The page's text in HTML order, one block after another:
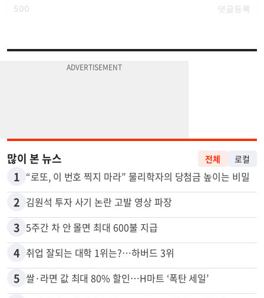
많이 본 뉴스
1 “로또, 이 번호 찍지 마라” 물리학자의 당첨금 높이는 비밀
2 김원석 투자 사기 논란 고발 영상 파장
3 5주간 차 안 몰면 최대 600불 지급
4 취업 잘되는 대학 1위는?…하버드 3위